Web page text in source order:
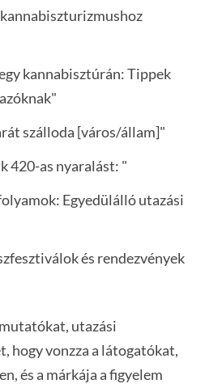
kannabisztúrán: Tippek
szálloda [város/állam]"
420-as nyaralást: "
Egyedülálló utazási
és rendezvények
utazási
hogy vonzza a látogatókat,
és a márkája a figyelem